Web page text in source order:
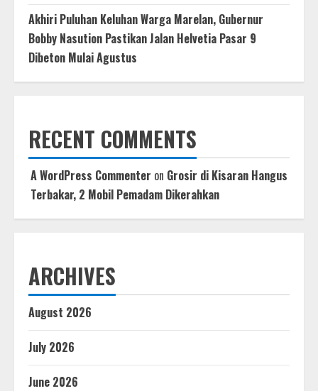
Akhiri Puluhan Keluhan Warga Marelan, Gubernur
Bobby Nasution Pastikan Jalan Helvetia Pasar 9
Dibeton Mulai Agustus
RECENT COMMENTS
A WordPress Commenter on Grosir di Kisaran Hangus
Terbakar, 2 Mobil Pemadam Dikerahkan
ARCHIVES
August 2026
July 2026
June 2026